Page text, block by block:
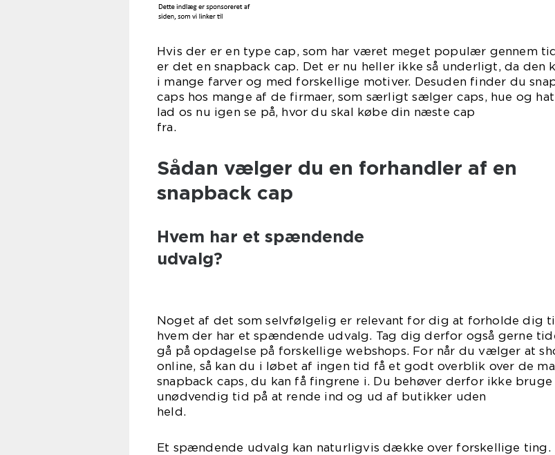
Hvis der er en type cap, som har været meget populær gennem
er det en snapback cap. Det er nu heller ikke så underligt, da den
i mange farver og med forskellige motiver. Desuden finder du
caps hos mange af de firmaer, som særligt sælger caps, hue og
lad os nu igen se på, hvor du skal købe din næste cap
fra.
Sådan vælger du en forhandler af en
snapback cap
Hvem har et spændende
udvalg?
Noget af det som selvfølgelig er relevant for dig at forholde dig
hvem der har et spændende udvalg. Tag dig derfor også gerne
gå på opdagelse på forskellige webshops. For når du vælger at
online, så kan du i løbet af ingen tid få et godt overblik over de
snapback caps, du kan få fingrene i. Du behøver derfor ikke bruge
unødvendig tid på at rende ind og ud af butikker uden
held.
Et spændende udvalg kan naturligvis dække over forskellige ting.